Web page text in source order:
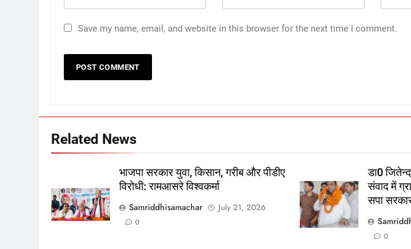
Save my name, email, and website in this browser for the next time I comment.
Related News
भाजपा सरकार युवा, किसान, गरीब और पीडीए
विरोधी: रामआसरे विश्वकर्मा
Samriddhisamachar
July 21, 2026
0
डा0
संवाद में
सपा
0